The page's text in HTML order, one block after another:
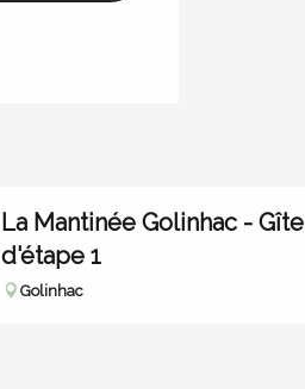
La Mantinée Golinhac - Gîte
d'étape 1
Golinhac